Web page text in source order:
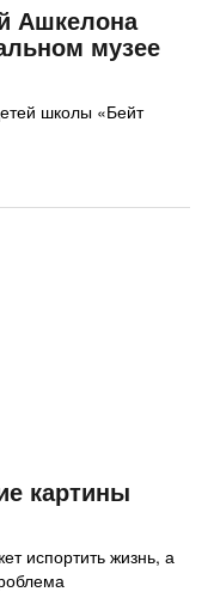
Ашкелона
музее
школы «Бейт
картины
испортить жизнь, а